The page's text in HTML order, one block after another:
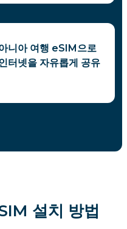
니아 여행 eSIM으로
터넷을 자유롭게 공유
설치 방법